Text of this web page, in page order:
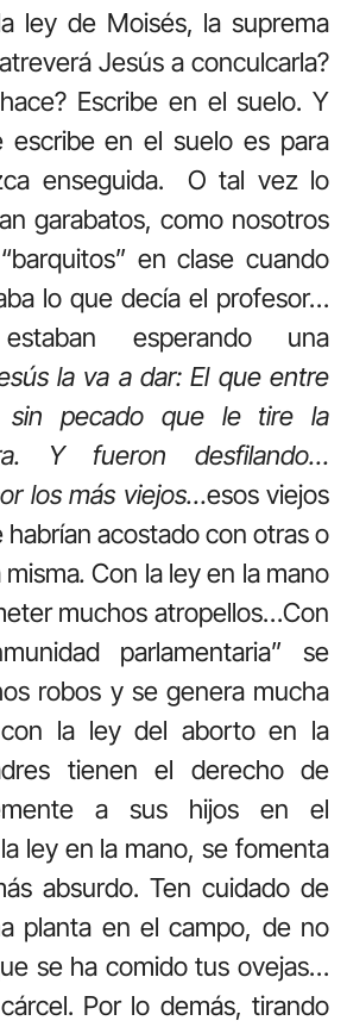
ley de Moisés, la suprema
Jesús a conculcarla?
Escribe en el suelo. Y
en el suelo es para
enseguida. O tal vez lo
garabatos, como nosotros
en clase cuando
lo que decía el profesor…
esperando una
la va a dar: El que entre
sin pecado que le tire la
Y fueron desfilando…
los más viejos…esos viejos
acostado con otras o
misma.Con la ley en la mano
muchos atropellos…Con
parlamentaria” se
robos y se genera mucha
la ley del aborto en la
tienen el derecho de
a sus hijos en el
ley en la mano, se fomenta
absurdo. Ten cuidado de
planta en el campo, de no
se ha comido tus ovejas…
Por lo demás, tirando